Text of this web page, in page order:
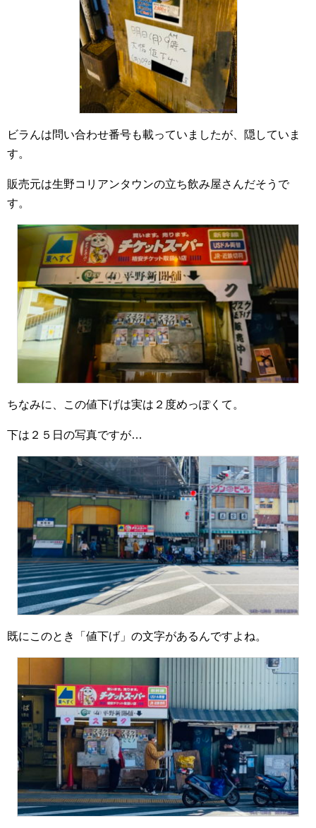
ビラんは問い合わせ番号も載っていましたが、隠していま
す。
販売元は生野コリアンタウンの立ち飲み屋さんだそうで
す。
ちなみに、この値下げは実は２度めっぽくて。
下は２５日の写真ですが…
既にこのとき「値下げ」の文字があるんですよね。